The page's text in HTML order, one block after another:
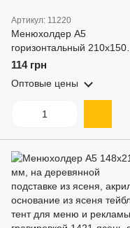
Артикул: 11220
Менюхолдер А5
горизонтальный 210x150
мм, двухсторонний, акрил
рекламы
114 грн
Оптовые цены